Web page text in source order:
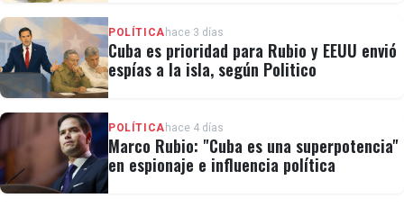
POLÍTICA hace 3 días
Cuba es prioridad para Rubio y EEUU envió
espías a la isla, según Politico
POLÍTICA hace 4 días
Marco Rubio: "Cuba es una superpotencia"
en espionaje e influencia política